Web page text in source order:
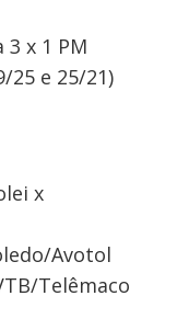
3 x 1 PM
25 e 25/21)
x
Avotol
Telêmaco